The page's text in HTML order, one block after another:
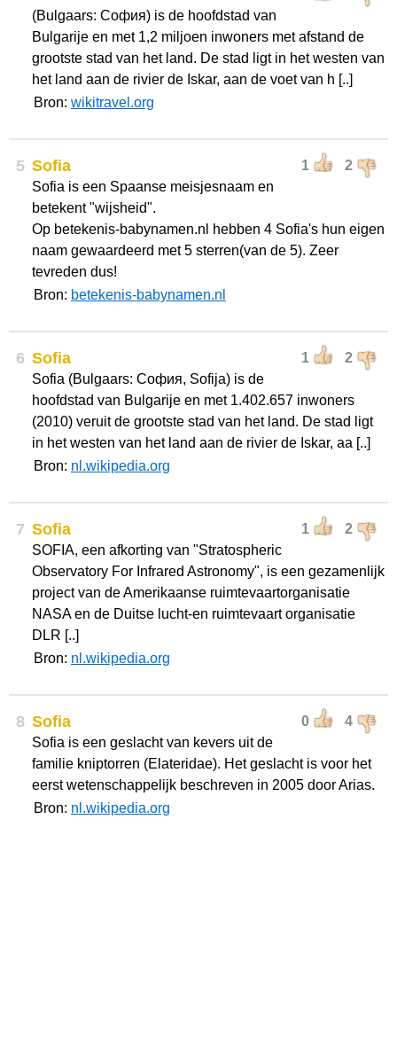
(Bulgaars: София) is de hoofdstad van
Bulgarije en met 1,2 miljoen inwoners met afstand de
grootste stad van het land. De stad ligt in het westen van
het land aan de rivier de Iskar, aan de voet van h [..]
Bron: wikitravel.org
5 1 2
Sofia
Sofia is een Spaanse meisjesnaam en
betekent "wijsheid".
Op betekenis-babynamen.nl hebben 4 Sofia's hun eigen
naam gewaardeerd met 5 sterren(van de 5). Zeer
tevreden dus!
Bron: betekenis-babynamen.nl
6 1 2
Sofia
Sofia (Bulgaars: София, Sofija) is de
hoofdstad van Bulgarije en met 1.402.657 inwoners
(2010) veruit de grootste stad van het land. De stad ligt
in het westen van het land aan de rivier de Iskar, aa [..]
Bron: nl.wikipedia.org
7 1 2
Sofia
SOFIA, een afkorting van "Stratospheric
Observatory For Infrared Astronomy", is een gezamenlijk
project van de Amerikaanse ruimtevaartorganisatie
NASA en de Duitse lucht-en ruimtevaart organisatie
DLR [..]
Bron: nl.wikipedia.org
8 0 4
Sofia
Sofia is een geslacht van kevers uit de
familie kniptorren (Elateridae). Het geslacht is voor het
eerst wetenschappelijk beschreven in 2005 door Arias.
Bron: nl.wikipedia.org